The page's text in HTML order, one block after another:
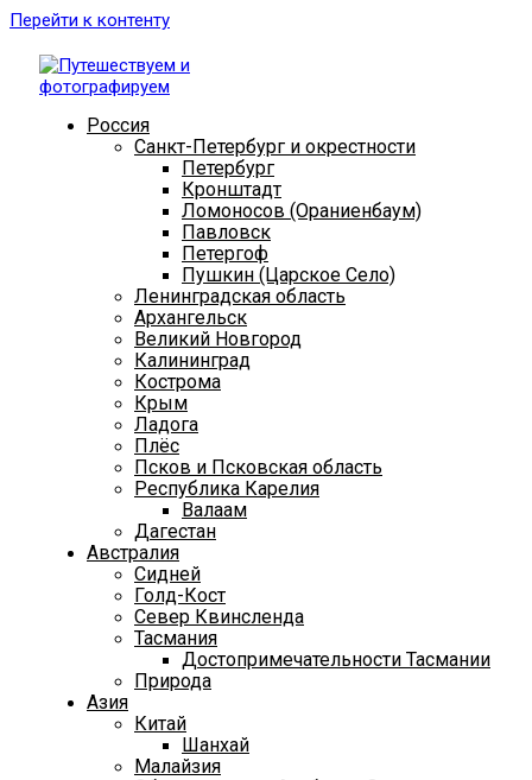
Перейти к контенту
Россия
Санкт-Петербург и окрестности
Петербург
Кронштадт
Ломоносов (Ораниенбаум)
Павловск
Петергоф
Пушкин (Царское Село)
Ленинградская область
Архангельск
Великий Новгород
Калининград
Кострома
Крым
Ладога
Плёс
Псков и Псковская область
Республика Карелия
Валаам
Дагестан
Австралия
Сидней
Голд-Кост
Север Квинсленда
Тасмания
Достопримечательности Тасмании
Природа
Азия
Китай
Шанхай
Малайзия